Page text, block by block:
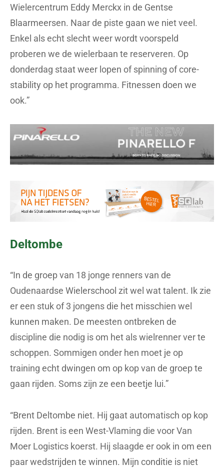
Wielercentrum Eddy Merckx in de Gentse
Blaarmeersen. Naar de piste gaan we niet veel.
Enkel als echt slecht weer wordt voorspeld
proberen we de wielerbaan te reserveren. Op
donderdag staat weer lopen of spinning of core-
stability op het programma. Fitnessen doen we
ook.”
Deltombe
“In de groep van 18 jonge renners van de
Oudenaardse Wielerschool zit wel wat talent. Ik zie
er een stuk of 3 jongens die het misschien wel
kunnen maken. De meesten ontbreken de
discipline die nodig is om het als wielrenner ver te
schoppen. Sommigen onder hen moet je op
training echt dwingen om op kop van de groep te
gaan rijden. Soms zijn ze een beetje lui.”
“Brent Deltombe niet. Hij gaat automatisch op kop
rijden. Brent is een West-Vlaming die voor Van
Moer Logistics koerst. Hij slaagde er ook in om een
paar wedstrijden te winnen. Mijn conditie is niet